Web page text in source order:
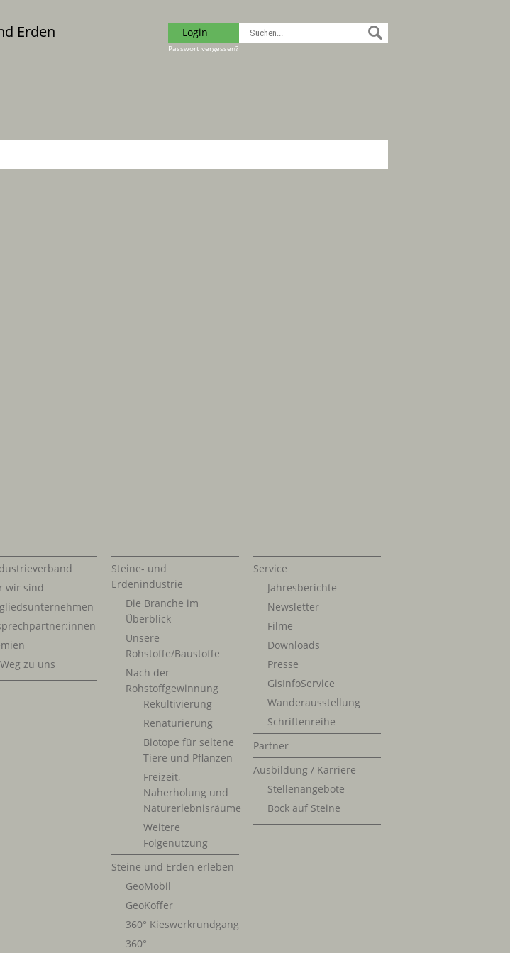
Erden
Login
Passwort vergessen?
wir sind
zu uns
Steine- und
Erdenindustrie
Die Branche im
Überblick
Unsere
Rohstoffe/Baustoffe
Nach der
Rohstoffgewinnung
Rekultivierung
Renaturierung
Biotope für seltene
Tiere und Pflanzen
Freizeit,
Naherholung und
Naturerlebnisräume
Weitere
Folgenutzung
Steine und Erden erleben
GeoMobil
GeoKoffer
360° Kieswerkrundgang
360°
Service
Jahresberichte
Newsletter
Filme
Downloads
Presse
GisInfoService
Wanderausstellung
Schriftenreihe
Partner
Ausbildung / Karriere
Stellenangebote
Bock auf Steine